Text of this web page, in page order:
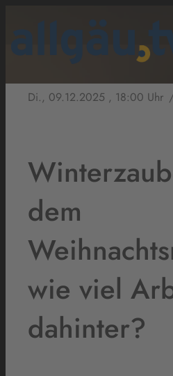
Di., 09.12.2025 , 18:00 Uhr
dem
wie viel
dahinter?